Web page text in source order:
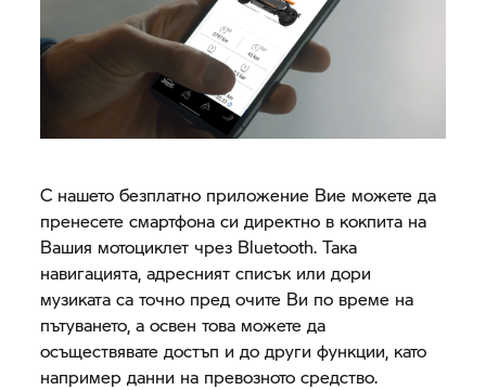
С нашето безплатно приложение Вие можете да
пренесете смартфона си директно в кокпита на
Вашия мотоциклет чрез Bluetooth. Така
навигацията, адресният списък или дори
музиката са точно пред очите Ви по време на
пътуването, а освен това можете да
осъществявате достъп и до други функции, като
например данни на превозното средство.